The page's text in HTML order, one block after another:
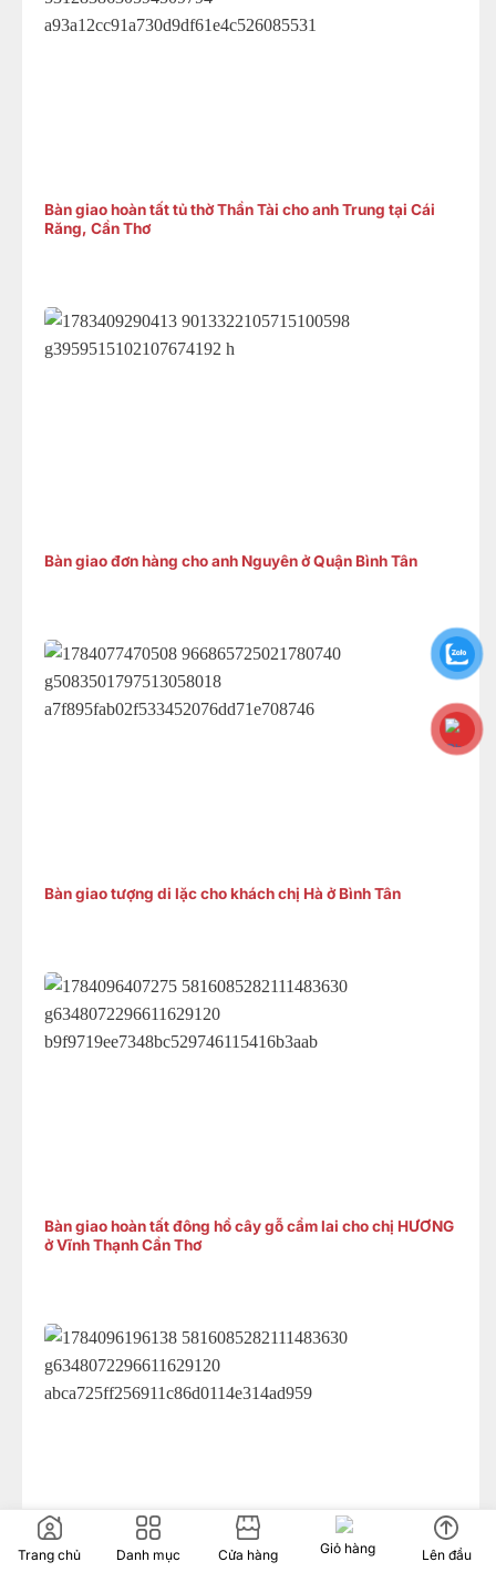
Bàn giao hoàn tất tủ thờ Thần Tài cho anh Trung tại Cái
Răng, Cần Thơ
Bàn giao đơn hàng cho anh Nguyên ở Quận Bình Tân
Bàn giao tượng di lặc cho khách chị Hà ở Bình Tân
Bàn giao hoàn tất đông hồ cây gỗ cẩm lai cho chị HƯƠNG
ở Vĩnh Thạnh Cần Thơ
Trang chủ Danh mục Cửa hàng Giỏ hàng Lên đầu